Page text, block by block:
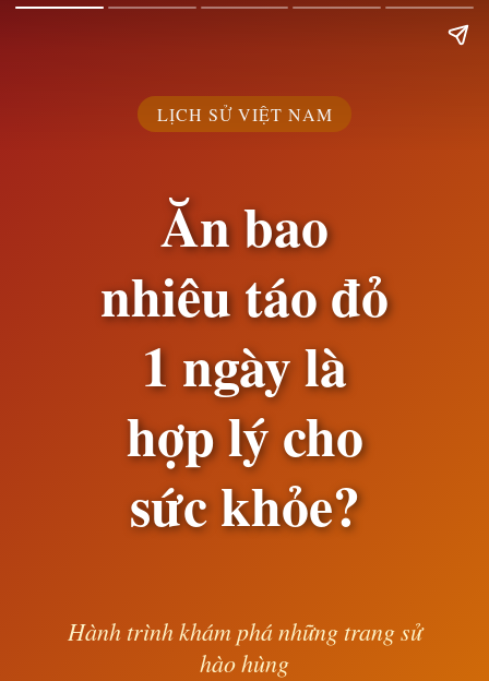
LỊCH SỬ VIỆT NAM
Ăn bao
nhiêu táo đỏ
1 ngày là
hợp lý cho
sức khỏe?
Hành trình khám phá những trang sử
hào hùng